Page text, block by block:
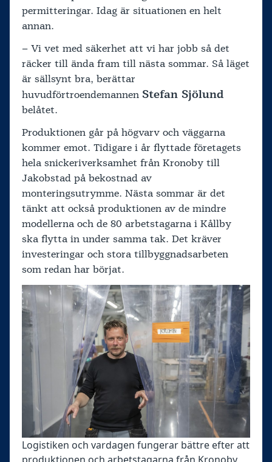
permitteringar. Idag är situationen en helt
annan.
– Vi vet med säkerhet att vi har jobb så det
räcker till ända fram till nästa sommar. Så läget
är sällsynt bra, berättar
huvudförtroendemannen Stefan Sjölund
belåtet.
Produktionen går på högvarv och väggarna
kommer emot. Tidigare i år flyttade företagets
hela snickeriverksamhet från Kronoby till
Jakobstad på bekostnad av
monteringsutrymme. Nästa sommar är det
tänkt att också produktionen av de mindre
modellerna och de 80 arbetstagarna i Kållby
ska flytta in under samma tak. Det kräver
investeringar och stora tillbyggnadsarbeten
som redan har börjat.
Logistiken och vardagen fungerar bättre efter att